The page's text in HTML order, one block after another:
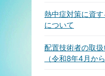
熱中症対策に資
について
配置技術者の取
（令和8年4月から